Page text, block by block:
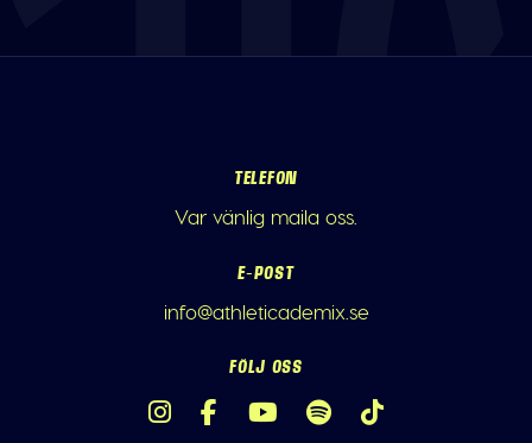
TELEFON
Var vänlig maila oss.
E-POST
info@athleticademix.se
FÖLJ OSS